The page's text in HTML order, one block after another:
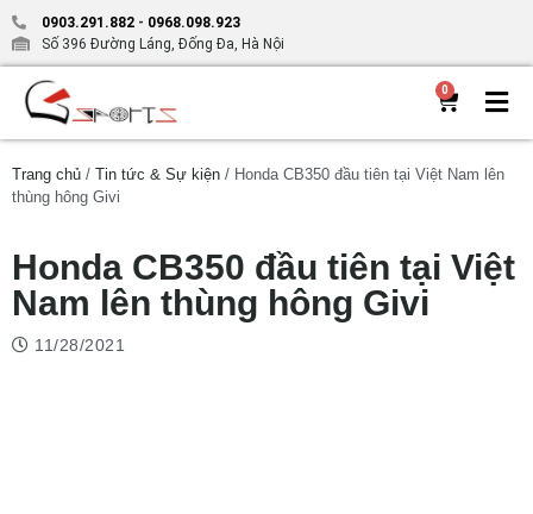
0903.291.882 - 0968.098.923
Số 396 Đường Láng, Đống Đa, Hà Nội
0
Trang chủ / Tin tức & Sự kiện / Honda CB350 đầu tiên tại Việt Nam lên
thùng hông Givi
Honda CB350 đầu tiên tại Việt
Nam lên thùng hông Givi
11/28/2021